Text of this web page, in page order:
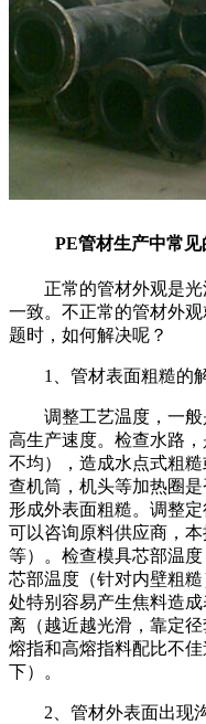
PE管材生产中常见
正常的管材外观是光
一致。不正常的管材外
题时，如何解决呢？
1 、管材表面粗糙的
调整工艺温度，一般
高生产速度。检查水路
不均），造成水点式粗
查机筒，机头等加热圈
形成外表面粗糙。调整
可以咨询原料供应商，
等）。检查模具芯部温
芯部温度（针对内壁粗
处特别容易产生焦料造
离（越近越光滑，靠定
熔指和高熔指料配比不
下）。
2 、管材外表面出现